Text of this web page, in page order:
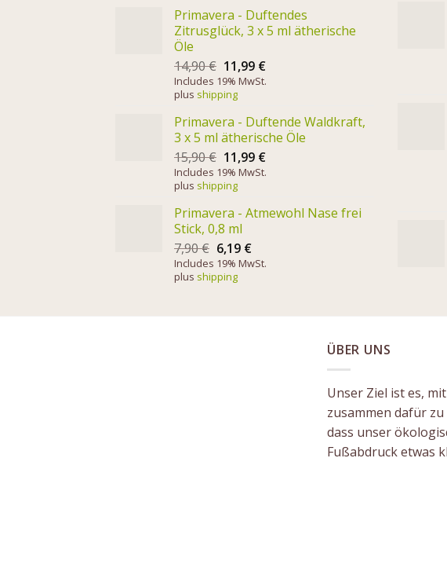
Primavera - Duftendes
Zitrusglück, 3 x 5 ml ätherische
Öle
14,90€ 11,99 €
Includes 19% MwSt.
plus shipping
Primavera - Duftende Waldkraft,
3 x 5 ml ätherische Öle
15,90€ 11,99 €
Includes 19% MwSt.
plus shipping
Primavera - Atmewohl Nase frei
Stick, 0,8 ml
7,90€ 6,19 €
Includes 19% MwSt.
plus shipping
ÜBER UNS
Unser Ziel ist es,
zusammen dafür
dass unser
Fußabdruck etwas